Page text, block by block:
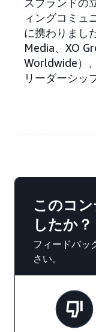
ィングコミュ
に携わりまし
Media、XO
Worldwide）
リーダーシッ
このコ
したか？
フィードバッ
さい。